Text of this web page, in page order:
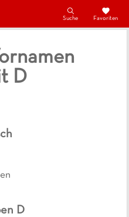
Suche Favoriten
D
D